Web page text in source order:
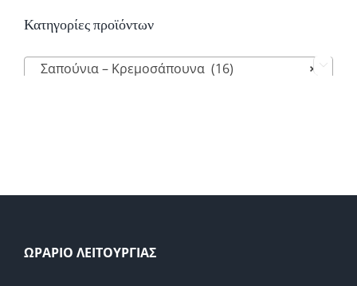
Κατηγορίες προϊόντων
×
Σαπούνια – Κρεμοσάπουνα (16) 
ΩΡΑΡΙΟ ΛΕΙΤΟΥΡΓΙΑΣ